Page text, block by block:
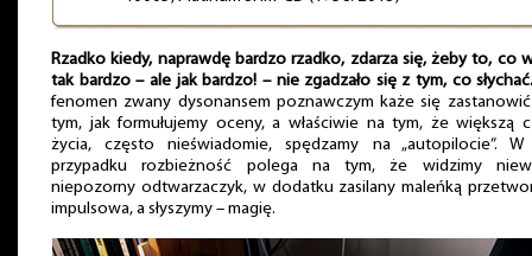
Rzadko kiedy, naprawdę bardzo rzadko, zdarza się, żeby to, co
tak bardzo – ale jak bardzo! – nie zgadzało się z tym, co
fenomen zwany dysonansem poznawczym każe się
tym, jak formułujemy oceny, a właściwie na tym, że większą
życia, często nieświadomie, spędzamy na „autopilocie”.
przypadku rozbieżność polega na tym, że widzimy
niepozorny odtwarzaczyk, w dodatku zasilany maleńką
impulsowa, a słyszymy – magię.